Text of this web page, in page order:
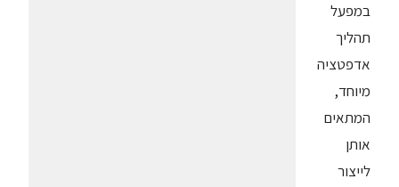
במפעל
תהליך
אדפטציה
מיוחד,
המתאים
אותן
לייצור